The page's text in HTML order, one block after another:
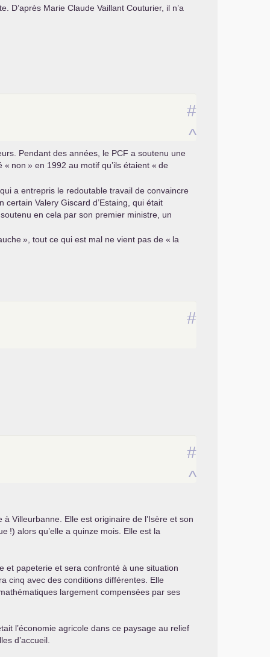
Marie Claude Vaillant Couturier, il n’a
#
^
Pendant des années, le PCF a soutenu une
« non » en 1992 au motif qu’ils étaient « de
a entrepris le redoutable travail de convaincre
certain Valery Giscard d’Estaing, qui était
en cela par son premier ministre, un
», tout ce qui est mal ne vient pas de « la
#
#
^
Villeurbanne. Elle est originaire de l’Isère et son
!) alors qu’elle a quinze mois. Elle est la
et papeterie et sera confronté à une situation
cinq avec des conditions différentes. Elle
largement compensées par ses
l’économie agricole dans ce paysage au relief
d’accueil.